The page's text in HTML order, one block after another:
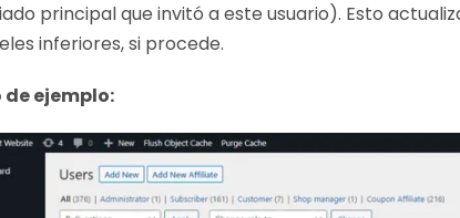
principal que invitó a este usuario). Esto
inferiores, si procede.
ejemplo: